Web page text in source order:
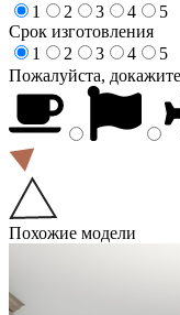
1
2 3 4
5
Срок изготовления
1
2 3 4
5
Пожалуйста,
Похожие модели